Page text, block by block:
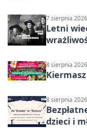
7 sierpnia
Letni
8 sierpnia
8 sierpnia
dzieci i